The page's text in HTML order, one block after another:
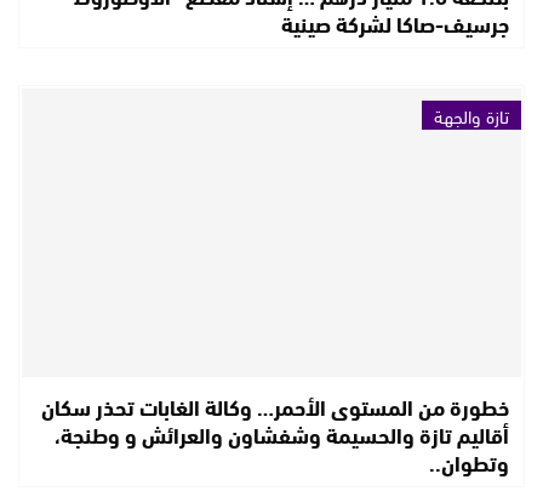
جرسيف-صاكا لشركة صينية
تازة والجهة
خطورة من المستوى الأحمر… وكالة الغابات تحذر سكان
أقاليم تازة والحسيمة وشفشاون والعرائش و وطنجة،
وتطوان..